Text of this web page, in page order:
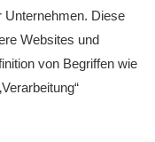
Unternehmen. Diese
Websites und
von Begriffen wie